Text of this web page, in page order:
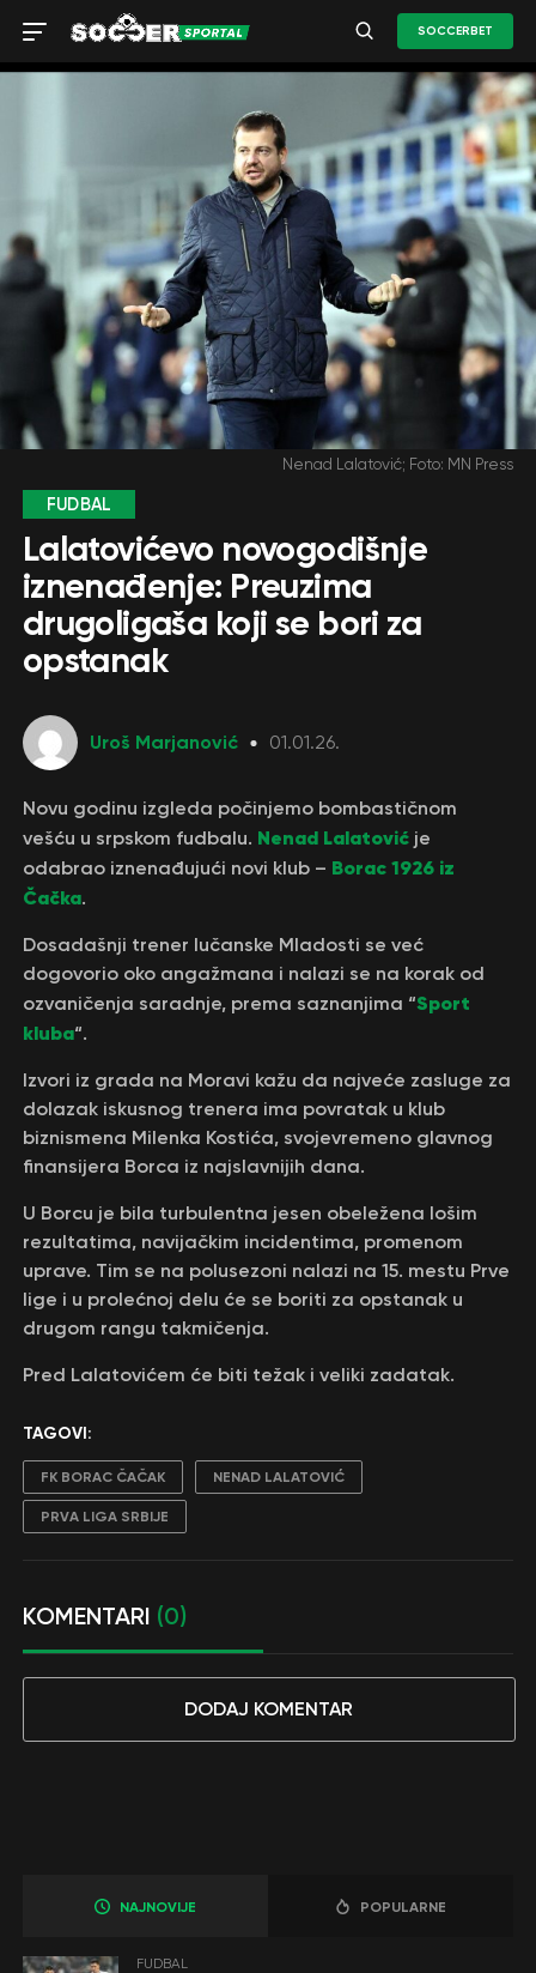
SOCCERBET
Nenad Lalatović; Foto: MN Press
FUDBAL
Lalatovićevo novogodišnje
iznenađenje: Preuzima
drugoligaša koji se bori za
opstanak
Uroš Marjanović 01.01.26.
Novu godinu izgleda počinjemo bombastičnom
vešću u srpskom fudbalu. Nenad Lalatovićje
odabrao iznenađujući novi klub – Borac 1926 iz
Čačka.
Dosadašnji trener lučanske Mladosti se već
dogovorio oko angažmana i nalazi se na korak od
ozvaničenja saradnje, prema saznanjima “Sport
kluba“.
Izvori iz grada na Moravi kažu da najveće zasluge za
dolazak iskusnog trenera ima povratak u klub
biznismena Milenka Kostića, svojevremeno glavnog
finansijera Borca iz najslavnijih dana.
U Borcu je bila turbulentna jesen obeležena lošim
rezultatima, navijačkim incidentima, promenom
uprave. Tim se na polusezoni nalazi na 15. mestu Prve
lige i u prolećnoj delu će se boriti za opstanak u
drugom rangu takmičenja.
Pred Lalatovićem će biti težak i veliki zadatak.
TAGOVI:
FK BORAC ČAČAK NENAD LALATOVIĆ
PRVA LIGA SRBIJE
KOMENTARI (0)
DODAJ KOMENTAR
NAJNOVIJE POPULARNE
FUDBAL